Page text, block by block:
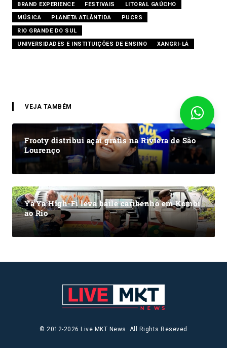
BRAND EXPERIENCE FESTIVAIS
LITORAL GAÚCHO
MÚSICA
PLANETA ATLÂNTIDA
PUCRS
RIO GRANDE DO SUL
UNIVERSIDADES E INSTITUIÇÕES DE ENSINO
XANGRI-LÁ
VEJA TAMBÉM
Frooty distribui açaí grátis na Riviera de São
Lourenço
Ya’Ya High-Fi leva baile caribenho em Kombi
ao Rio
© 2012-2026 Live MKT News. All Rights Reseved